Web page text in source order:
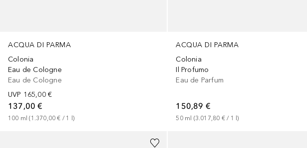
ACQUA DI PARMA
Colonia
Eau de Cologne
Eau de Cologne
UVP 165,00 €
137,00 €
100 ml (1.370,00 € / 1 l)
ACQUA DI PARMA
Colonia
Il Profumo
Eau de Parfum
150,89 €
50 ml (3.017,80 € / 1 l)
2 Größen